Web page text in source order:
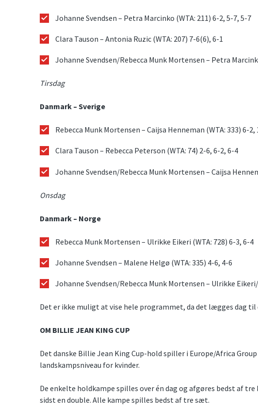
Johanne Svendsen – Petra Marcinko (WTA: 211) 6-2, 5-7, 5-7
Clara Tauson – Antonia Ruzic (WTA: 207) 7-6(6), 6-1
Johanne Svendsen/Rebecca Munk Mortensen – Petra
Tirsdag
Danmark – Sverige
Rebecca Munk Mortensen – Caijsa Henneman (WTA: 333) 6-2,
Clara Tauson – Rebecca Peterson (WTA: 74) 2-6, 6-2, 6-4
Johanne Svendsen/Rebecca Munk Mortensen – Caijsa
Onsdag
Danmark – Norge
Rebecca Munk Mortensen – Ulrikke Eikeri (WTA: 728) 6-3, 6-4
Johanne Svendsen – Malene Helgø (WTA: 335) 4-6, 4-6
Johanne Svendsen/Rebecca Munk Mortensen – Ulrikke
Det er ikke muligt at vise hele programmet, da det lægges dag til
OM BILLIE JEAN KING CUP
Det danske Billie Jean King Cup-hold spiller i Europe/Africa
landskampsniveau for kvinder.
De enkelte holdkampe spilles over én dag og afgøres bedst af
sidst en double. Alle kampe spilles bedst af tre sæt.